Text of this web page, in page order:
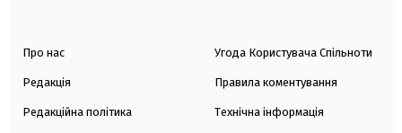
Про нас
Редакція
Редакційна політика
Угода Користувача Спільноти
Правила коментування
Технічна інформація